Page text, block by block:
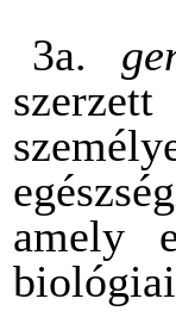
3a.
amely